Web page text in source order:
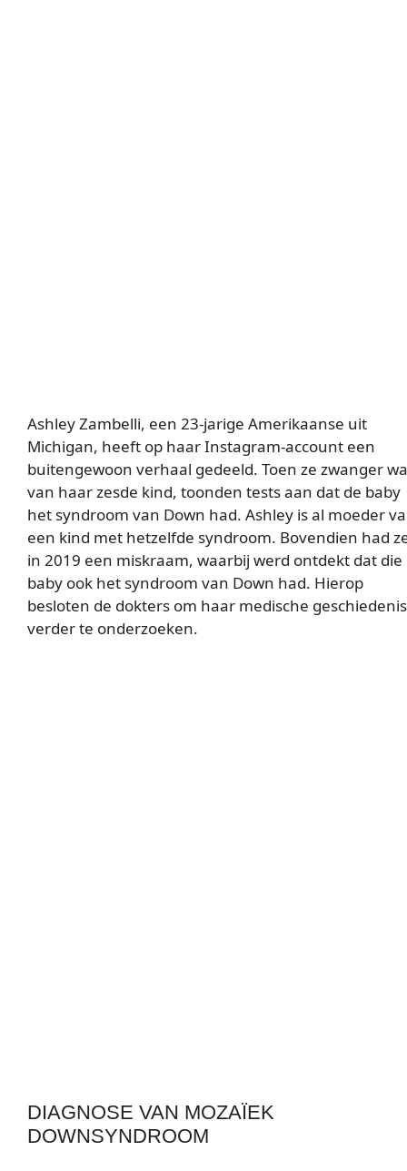
Ashley Zambelli, een 23-jarige Amerikaanse uit
Michigan, heeft op haar Instagram-account een
buitengewoon verhaal gedeeld. Toen ze zwanger
van haar zesde kind, toonden tests aan dat de baby
het syndroom van Down had. Ashley is al moeder
een kind met hetzelfde syndroom. Bovendien had
in 2019 een miskraam, waarbij werd ontdekt dat die
baby ook het syndroom van Down had. Hierop
besloten de dokters om haar medische geschiedenis
verder te onderzoeken.
DIAGNOSE VAN MOZAÏEK
DOWNSYNDROOM